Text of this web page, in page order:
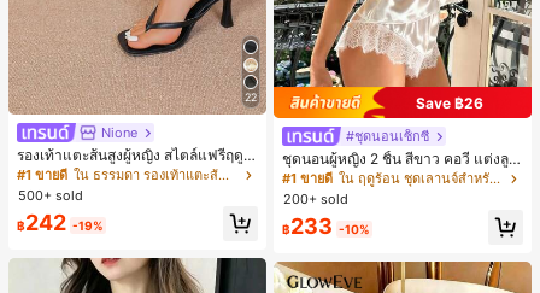
22
Nione
รองเท้าแตะส้นสูงผู้หญิง สไตล์แฟรี่ฤดูร้
อน ส้นบาง แบบคีบ แต่งสายคาดผม รอ
งเท้าแตะชายหาดสำหรับเที่ยวพักผ่อน
แฟชั่นสายไขว้ สำหรับเดทไนท์
#1 ขายดี
ใน ธรรมดา รองเท้าแตะส้นสูงผู้หญิง
500+ sold
฿242 -19%
Save ฿26
#ชุดนอนเซ็กซี่
ชุดนอนผู้หญิง 2 ชิ้น สีขาว คอวี แต่งลูก
ไม้แบบแพตช์เวิร์ก ชุดนอนใส่ในบ้าน
สำหรับเธอ
#1 ขายดี
ใน ฤดูร้อน ชุดเลานจ์สำหรับผู้หญิง
200+ sold
฿233 -10%